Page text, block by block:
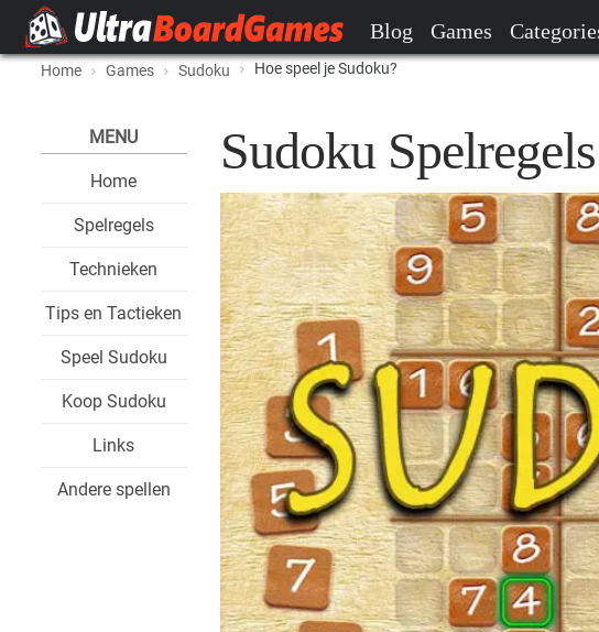
Blog Games
Home Games Sudoku Hoe speel je Sudoku?
MENU
Home
Spelregels
Technieken
Tips en Tactieken
Speel Sudoku
Koop Sudoku
Links
Andere spellen
Sudoku Spelregels